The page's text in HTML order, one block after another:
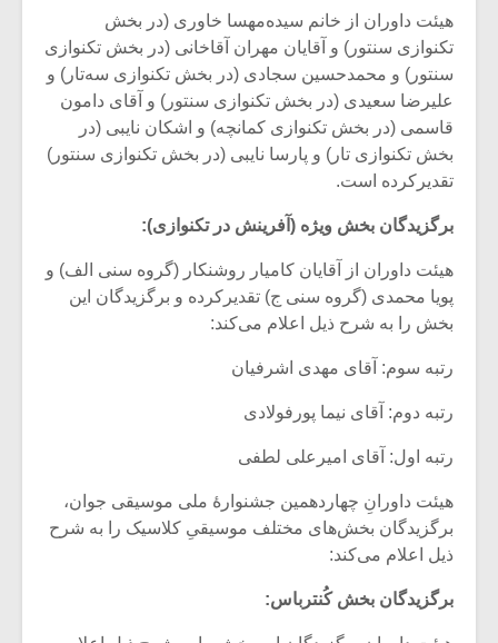
هیئت داوران از خانم سیده‌مهسا خاوری (در بخش
تکنوازی سنتور) و آقایان مهران آقاخانی (در بخش تکنوازی
سنتور) و محمدحسین سجادی (در بخش تکنوازی سه‌­تار) و
علیرضا سعیدی (در بخش تکنوازی سنتور) و آقای دامون
قاسمی (در بخش تکنوازی کمانچه) و اشکان نایبی (در
بخش تکنوازی تار) و پارسا نایبی (در بخش تکنوازی سنتور)
تقدیرکرده است.
برگزیدگان بخش ویژه (آفرینش در تکنوازی):
هیئت داوران از آقایان کامیار روشنکار (گروه سنی الف) و
پویا محمدی (گروه سنی ج) تقدیرکرده و برگزیدگان این
بخش را به شرح ذیل اعلام می‌کند:
رتبه سوم: آقای مهدی اشرفیان
رتبه دوم: آقای نیما پورفولادی
رتبه اول: آقای امیرعلی لطفی
هیئت داورانِ چهاردهمین جشنوارۀ ملی موسیقی جوان،
برگزیدگان بخش‌های مختلف موسیقیِ کلاسیک را به شرح
ذیل اعلام می‌کند:
برگزیدگان بخش کُنترباس: